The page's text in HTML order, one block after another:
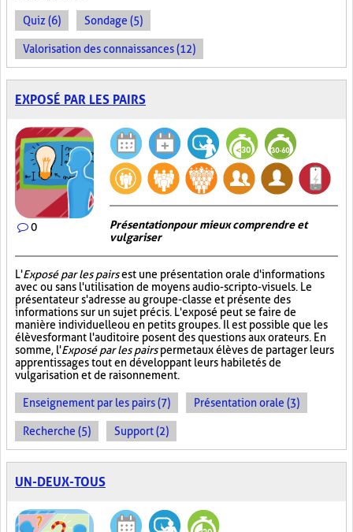
Quiz (6) Sondage (5)
Valorisation des connaissances (12)
EXPOSÉ PAR LES PAIRS
0
Présentation pour mieux comprendre et
vulgariser
L'Exposé par les pairsest une présentation orale d'informations
avec ou sans l'utilisation de moyens audio-scripto-visuels. Le
présentateur s'adresse au groupe-classe et présente des
informations sur un sujet précis. L'exposé peut se faire de
manière individuelle ou en petits groupes. Il est possible que les
élèves formant l'auditoire posent des questions aux orateurs. En
somme, l'Exposé par les pairspermet aux élèves de partager leurs
apprentissages tout en développant leurs habiletés de
vulgarisation et de raisonnement.
Enseignement par les pairs (7) Présentation orale (3)
Recherche (5) Support (2)
UN-DEUX-TOUS